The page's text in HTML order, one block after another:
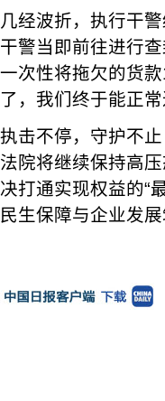
几经波折，执行干
干警当即前往进行
一次性将拖欠的货
了，我们终于能正
执击不停，守护不
法院将继续保持高
决打通实现权益的“
民生保障与企业发